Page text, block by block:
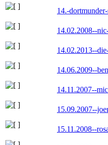
14.-
14.02.2008--
14.02.2013--
14.06.2009--
14.11.2007--
15.09.2007--
15.11.2008--